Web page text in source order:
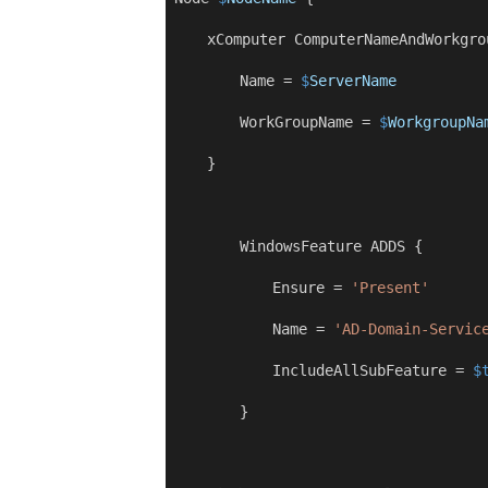
xComputer
Name = $ServerName
WorkGroupName = $
}
WindowsFeature ADDS {
Ensure = 'Present'
Name = 'AD-Domain-
IncludeAllSubFeature =
}